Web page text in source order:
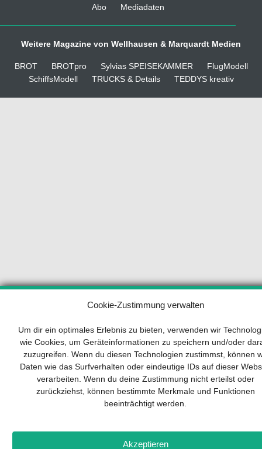
Cookie-Zustimmung verwalten
Um dir ein optimales Erlebnis zu bieten, verwenden wir
wie Cookies, um Geräteinformationen zu speichern und/oder
zuzugreifen. Wenn du diesen Technologien zustimmst, können
Daten wie das Surfverhalten oder eindeutige IDs auf dieser
verarbeiten. Wenn du deine Zustimmung nicht erteilst oder
zurückziehst, können bestimmte Merkmale und Funktionen
beeinträchtigt werden.
Akzeptieren
Abo
Mediadaten
Weitere Magazine von Wellhausen & Marquardt Medien
BROT BROTpro Sylvias SPEISEKAMMER
FlugModell
SchiffsModell
TRUCKS & Details TEDDYS kreativ
Ihr Wegweiser zum Erfolg
Entwicklung und Implementierung eines
nachhaltigen Geschäftsmodells sind für jedes
Unternehmen unverzichtbar. Das Business
Canvas hilft, sich dabei auf das Wesentliche zu
konzentrieren und stets im Blick zu behalten,
worauf es wirklich ankommt.
KMU herunter: „Vom Produkt zum Business: Der